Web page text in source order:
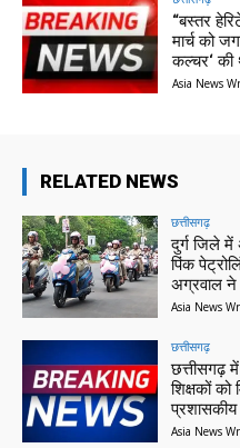
“बस्तर
मार्च को
कल्चर‘ की
Asia News
RELATED NEWS
छत्तीसगढ़
दुर्ग जिले
पिंक
अग्रवाल ने
Asia News
छत्तीसगढ़
छत्तीसगढ़
शिक्षकों को
प्रशासकीय
Asia News